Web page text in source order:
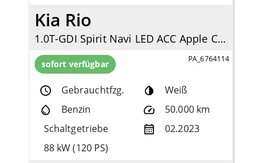
Kia Rio
1.0T-GDI Spirit Navi LED ACC Apple CarPlay Android Auto Klimaautom DAB SHZ LenkradHZG
sofort verfügbar PA_6764114
Gebrauchtfzg.
Weiß
Benzin
50.000 km
Schaltgetriebe
02.2023
88 kW (120 PS)